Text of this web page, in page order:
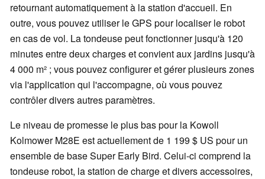
retournant automatiquement à la station d'accueil. En
outre, vous pouvez utiliser le GPS pour localiser le robot
en cas de vol. La tondeuse peut fonctionner jusqu'à 120
minutes entre deux charges et convient aux jardins jusqu'à
4 000 m² ; vous pouvez configurer et gérer plusieurs zones
via l'application qui l'accompagne, où vous pouvez
contrôler divers autres paramètres.
Le niveau de promesse le plus bas pour la Kowoll
Kolmower M28E est actuellement de 1 199 $ US pour un
ensemble de base Super Early Bird. Celui-ci comprend la
tondeuse robot, la station de charge et divers accessoires,